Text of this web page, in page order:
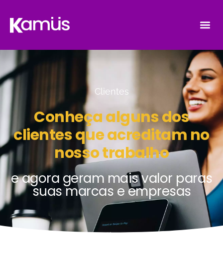
Clientes
Conheça alguns dos
clientes que acreditam no
nosso trabalho
e agora geram mais valor paras
suas marcas e empresas